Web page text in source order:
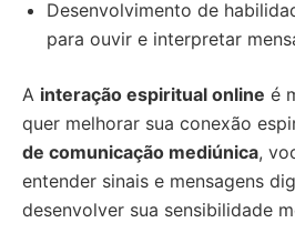
Desenvolvimento de
para ouvir e interpretar
A interação espiritual online é
quer melhorar sua conexão
de comunicação mediúnica,
entender sinais e mensagens
desenvolver sua sensibilidade